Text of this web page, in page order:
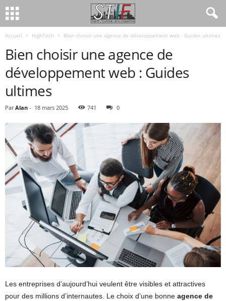
Accueil HighTech Bien choisir une agence de développement web : Guides ultimes
Bien choisir une agence de
développement web : Guides
ultimes
Par Alan - 18 mars 2025 741 0
Les entreprises d’aujourd’hui veulent être visibles et attractives
pour des millions d’internautes. Le choix d’une bonne agence de